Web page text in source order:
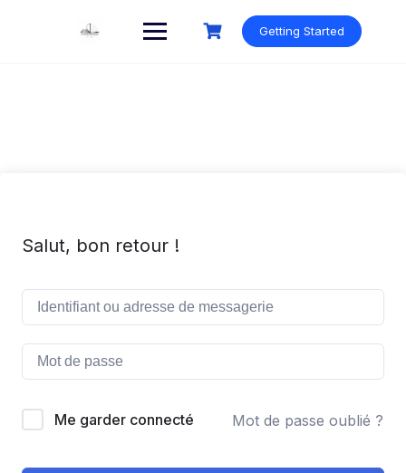
Getting Started
Salut, bon retour !
Me garder connecté Mot de passe oublié ?